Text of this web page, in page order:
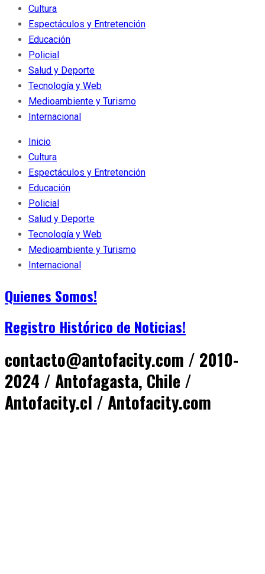
Cultura
Espectáculos y Entretención
Educación
Policial
Salud y Deporte
Tecnología y Web
Medioambiente y Turismo
Internacional
Inicio
Cultura
Espectáculos y Entretención
Educación
Policial
Salud y Deporte
Tecnología y Web
Medioambiente y Turismo
Internacional
Quienes Somos!
Registro Histórico de Noticias!
contacto@antofacity.com / 2010-
2024 / Antofagasta, Chile /
Antofacity.cl / Antofacity.com